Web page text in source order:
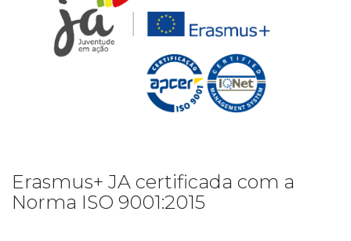
Erasmus+ JA certificada com a
Norma ISO 9001:2015